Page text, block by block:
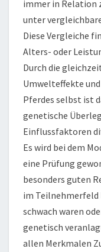
immer in Relation
unter
Diese Vergleiche
Alters- oder
Durch die
Umwelteffekte
Pferdes selbst ist
genetische
Einflussfaktoren
Es wird bei dem
eine Prüfung
besonders guten
im
schwach waren
genetisch
allen Merkmalen